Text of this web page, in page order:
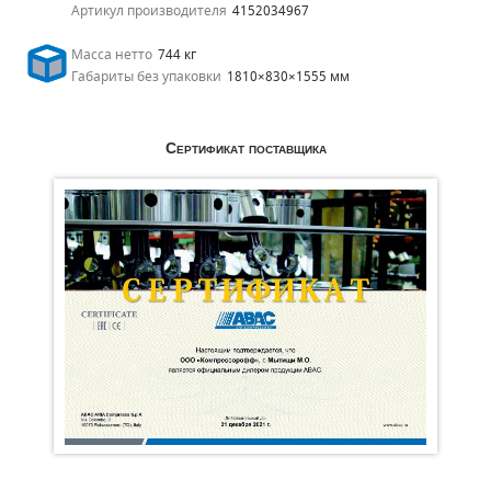
Артикул производителя 4152034967
Масса нетто 744 кг
Габариты без упаковки 1810×830×1555 мм
Сертификат поставщика